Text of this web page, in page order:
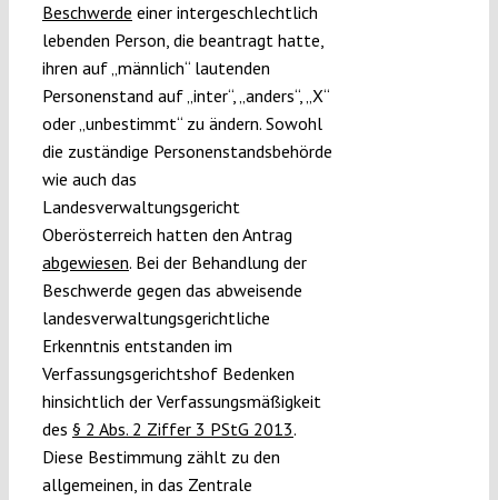
Beschwerde einer intergeschlechtlich
lebenden Person, die beantragt hatte,
ihren auf „männlich“ lautenden
Personenstand auf „inter“, „anders“, „X“
oder „unbestimmt“ zu ändern. Sowohl
die zuständige Personenstandsbehörde
wie auch das
Landesverwaltungsgericht
Oberösterreich hatten den Antrag
abgewiesen. Bei der Behandlung der
Beschwerde gegen das abweisende
landesverwaltungsgerichtliche
Erkenntnis entstanden im
Verfassungsgerichtshof Bedenken
hinsichtlich der Verfassungsmäßigkeit
des § 2 Abs. 2 Ziffer 3 PStG 2013.
Diese Bestimmung zählt zu den
allgemeinen, in das Zentrale